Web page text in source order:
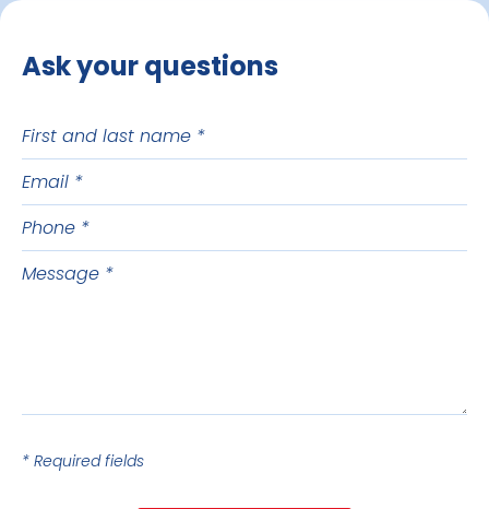
Ask your questions
First
last
name
Email
Phone
Message
* Required fields